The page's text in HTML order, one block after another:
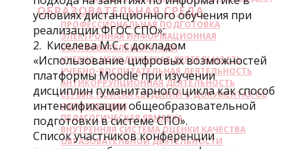
ОБРАЗОВАТЕЛЬНАЯ СРЕДА
ПРОФЕССИОНАЛЬНАЯ ПОДГОТОВКА
ЭЛЕКТРОННАЯ ИНФОРМАЦИОННАЯ
ОБРАЗОВАТЕЛЬНАЯ СРЕДА
УЧЕБНО-МЕТОДИЧЕСКАЯ ДЕЯТЕЛЬНОСТЬ
УЧЕБНО-ВОСПИТАТЕЛЬНАЯ ДЕЯТЕЛЬНОСТЬ
АНТИКОРРУПЦИОННАЯ ДЕЯТЕЛЬНОСТЬ
СЕРВИС ПОИСКА СВЕДЕНИЙ О ДОКУМЕНТАХ ОБ
ОБРАЗОВАНИИ
ПЕДАГОГИЧЕСКАЯ ЯРМАРКА
ВНУТРЕННЯЯ СИСТЕМА ОЦЕНКИ КАЧЕСТВА
ОБРАЗОВАТЕЛЬНОЙ ДЕЯТЕЛЬНОСТИ
условиях дистанционного обучения при
реализации ФГОС СПО»;
2. Киселева М.С. с докладом
«Использование цифровых возможностей
платформы Moodle при изучении
дисциплин гуманитарного цикла как способ
интенсификации общеобразовательной
подготовки в системе СПО».
Список участников конференции